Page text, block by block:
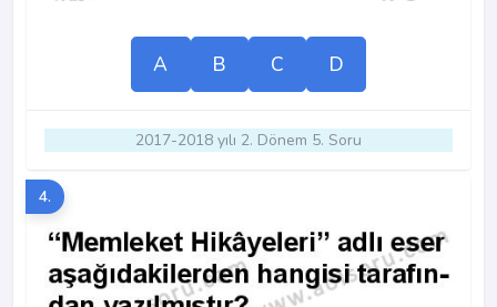
A B C D
2017-2018 yılı 2. Dönem 5. Soru
4.